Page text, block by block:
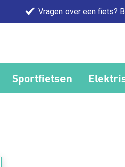
Vragen over een fiets?
Sportfietsen